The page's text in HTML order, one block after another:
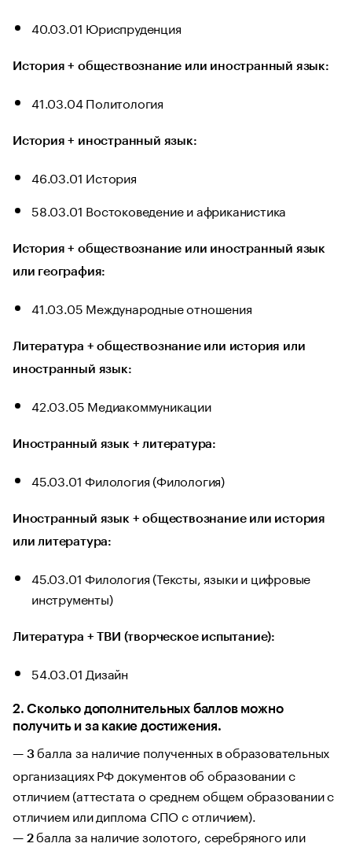
40.03.01 Юриспруденция
История + обществознание или иностранный язык:
41.03.04 Политология
История + иностранный язык:
46.03.01 История
58.03.01 Востоковедение и африканистика
История + обществознание или иностранный язык
или география:
41.03.05 Международные отношения
Литература + обществознание или история или
иностранный язык:
42.03.05 Медиакоммуникации
Иностранный язык + литература:
45.03.01 Филология (Филология)
Иностранный язык + обществознание или история
или литература:
45.03.01 Филология (Тексты, языки и цифровые
инструменты)
Литература + ТВИ (творческое испытание):
54.03.01 Дизайн
2. Сколько дополнительных баллов можно
получить и за какие достижения.
— 3балла за наличие полученных в образовательных
организациях РФ документов об образовании с
отличием (аттестата о среднем общем образовании с
отличием или диплома СПО с отличием).
— 2балла за наличие золотого, серебряного или